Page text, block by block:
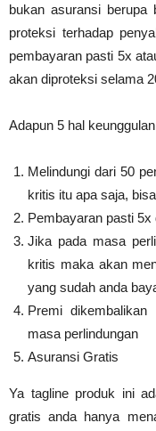
bukan asuransi
proteksi terhadap
pembayaran pasti 5x
akan diproteksi selama
Adapun 5 hal
Melindungi dari 50
kritis itu apa saja,
Pembayaran pasti
Jika pada masa
kritis maka akan
yang sudah anda
Premi
masa perlindungan
Asuransi Gratis
Ya tagline produk ini
gratis anda hanya